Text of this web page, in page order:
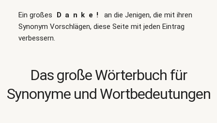
Ein großes Danke!
an die Jenigen, die mit ihren
Synonym Vorschlägen, diese Seite mit jeden Eintrag
verbessern.
Das große Wörterbuch für
Synonyme und Wortbedeutungen